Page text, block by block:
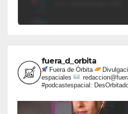
fuera_d_orbita
Fuera de Órbita
espaciales
#podcastespacial: